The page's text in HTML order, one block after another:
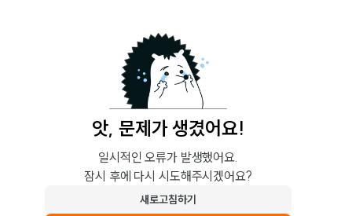
앗, 문제가 생겼어요!
일시적인 오류가 발생했어요.
잠시 후에 다시 시도해주시겠어요?
새로고침하기